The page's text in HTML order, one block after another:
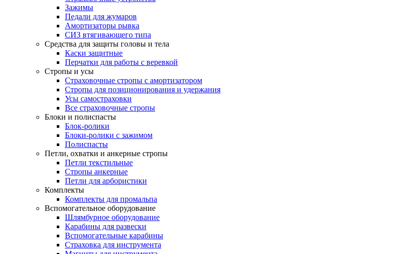
Зажимы
Педали для жумаров
Амортизаторы рывка
СИЗ втягивающего типа
Средства для защиты головы и тела
Каски защитные
Перчатки для работы с веревкой
Стропы и усы
Страховочные стропы с амортизатором
Стропы для позиционирования и удержания
Усы самостраховки
Все страховочные стропы
Блоки и полиспасты
Блок-ролики
Блоки-ролики с зажимом
Полиспасты
Петли, охватки и анкерные стропы
Петли текстильные
Стропы анкерные
Петли для арбористики
Комплекты
Комплекты для промальпа
Вспомогательное оборудование
Шлямбурное оборудование
Карабины для развески
Вспомогательные карабины
Страховка для инструмента